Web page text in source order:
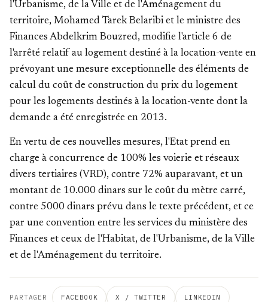
l'Urbanisme, de la Ville et de l'Aménagement du
territoire, Mohamed Tarek Belaribi et le ministre des
Finances Abdelkrim Bouzred, modifie l'article 6 de
l'arrêté relatif au logement destiné à la location-vente en
prévoyant une mesure exceptionnelle des éléments de
calcul du coût de construction du prix du logement
pour les logements destinés à la location-vente dont la
demande a été enregistrée en 2013.
En vertu de ces nouvelles mesures, l'Etat prend en
charge à concurrence de 100% les voierie et réseaux
divers tertiaires (VRD), contre 72% auparavant, et un
montant de 10.000 dinars sur le coût du mètre carré,
contre 5000 dinars prévu dans le texte précédent, et ce
par une convention entre les services du ministère des
Finances et ceux de l'Habitat, de l'Urbanisme, de la Ville
et de l'Aménagement du territoire.
PARTAGER FACEBOOK X / TWITTER LINKEDIN